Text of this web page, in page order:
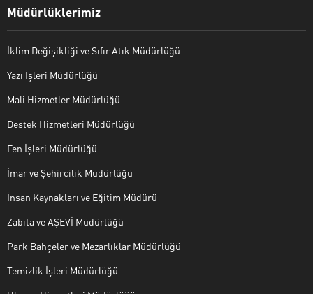
Müdürlüklerimiz
İklim Değişikliği ve Sıfır Atık Müdürlüğü
Yazı İşleri Müdürlüğü
Mali Hizmetler Müdürlüğü
Destek Hizmetleri Müdürlüğü
Fen İşleri Müdürlüğü
İmar ve Şehircilik Müdürlüğü
İnsan Kaynakları ve Eğitim Müdürü
Zabıta ve AŞEVİ Müdürlüğü
Park Bahçeler ve Mezarlıklar Müdürlüğü
Temizlik İşleri Müdürlüğü